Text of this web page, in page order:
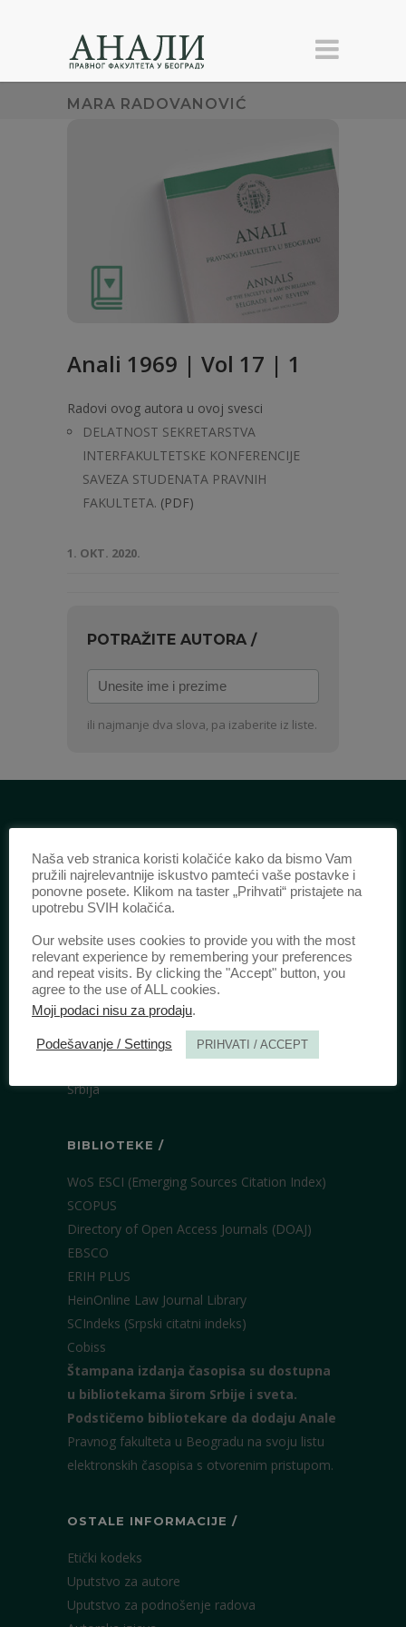
MARA RADOVANOVIĆ
Anali 1969 | Vol 17 | 1
Radovi ovog autora u ovoj svesci
DELATNOST SEKRETARSTVA
INTERFAKULTETSKE KONFERENCIJE
SAVEZA STUDENATA PRAVNIH
FAKULTETA. (PDF)
1. OKT. 2020.
POTRAŽITE AUTORA /
Unesite
ime
iili najmanje dva slova, pa izaberite iz liste.
ISSN:0003-2565(Štampano izdanje)
eISSN:2406-2693(Onlajn izdanje)
IZDAVAČ /
Pravni fakultet Univerziteta u Beogradu
Bulevar kralja Aleksandra 67
Srbija
BIBLIOTEKE /
WoS ESCI (Emerging Sources Citation Index)
SCOPUS
Directory of Open Access Journals (DOAJ)
EBSCO
ERIH PLUS
HeinOnline Law Journal Library
SCIndeks (Srpski citatni indeks)
Cobiss
Štampana izdanja časopisa su dostupna
u bibliotekama širom Srbije i sveta.
Podstičemo bibliotekare da dodaju Anale
Pravnog fakulteta u Beogradu na svoju listu
elektronskih časopisa s otvorenim pristupom.
OSTALE INFORMACIJE /
Etički kodeks
Uputstvo za autore
Uputstvo za podnošenje radova
Naša veb stranica koristi kolačiće kako da bismo Vam
pružili najrelevantnije iskustvo pamteći vaše postavke i
ponovne posete. Klikom na taster „Prihvati“ pristajete na
upotrebu SVIH kolačića.
Our website uses cookies to provide you with the most
relevant experience by remembering your preferences
and repeat visits. By clicking the "Accept" button, you
agree to the use of ALL cookies.
Moji podaci nisu za prodaju.
Podešavanje / Settings PRIHVATI / ACCEPT